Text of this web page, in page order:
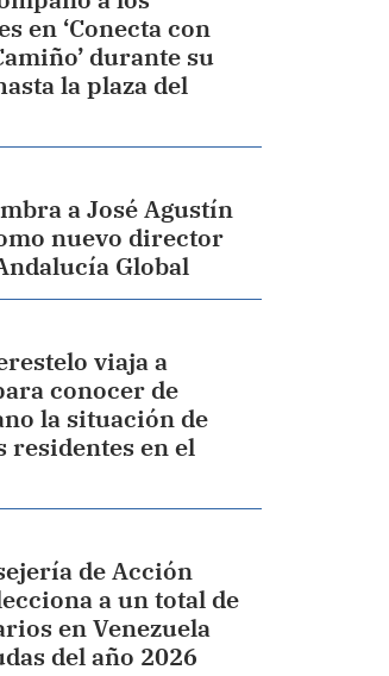
en ‘Conecta con
durante su
la plaza del
a José Agustín
nuevo director
Global
viaja a
conocer de
la situación de
residentes en el
de Acción
a un total de
en Venezuela
del año 2026